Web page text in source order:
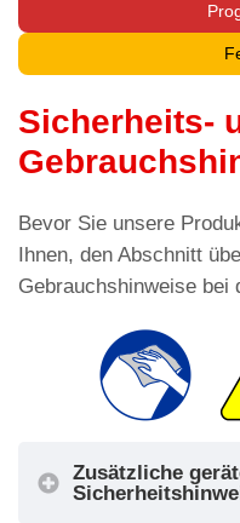
Sicherheits-
Bevor Sie unsere
Ihnen, den Abschnitt
Gebrauchshinweise bei
Zusätzliche